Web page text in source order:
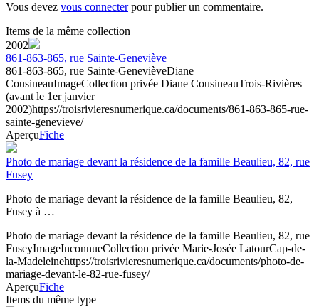
Vous devez vous connecterpour publier un commentaire.
Items de la même collection
2002
861-863-865, rue Sainte-Geneviève
861-863-865, rue Sainte-GenevièveDiane
CousineauImageCollection privée Diane CousineauTrois-Rivières
(avant le 1er janvier
2002)https://troisrivieresnumerique.ca/documents/861-863-865-rue-
sainte-genevieve/
AperçuFiche
Photo de mariage devant la résidence de la famille Beaulieu, 82, rue
Fusey
Photo de mariage devant la résidence de la famille Beaulieu, 82,
Fusey à …
Photo de mariage devant la résidence de la famille Beaulieu, 82, rue
FuseyImageInconnueCollection privée Marie-Josée LatourCap-de-
la-Madeleinehttps://troisrivieresnumerique.ca/documents/photo-de-
mariage-devant-le-82-rue-fusey/
AperçuFiche
Items du même type